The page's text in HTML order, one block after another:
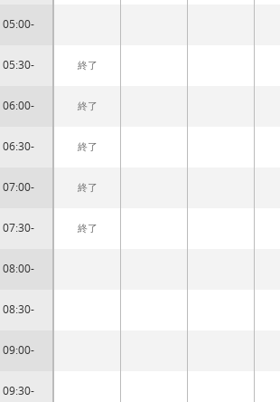
05:00-
05:30-
06:00-
06:30-
07:00-
07:30-
08:00-
08:30-
09:00-
09:30-
終了
終了
終了
終了
終了